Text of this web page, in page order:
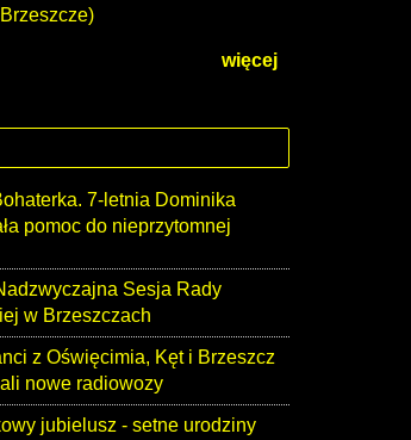
więcej
7-letnia Dominika
pomoc do nieprzytomnej
Sesja Rady
w Brzeszczach
z Oświęcimia, Kęt i Brzeszcz
nowe radiowozy
jubielusz - setne urodziny